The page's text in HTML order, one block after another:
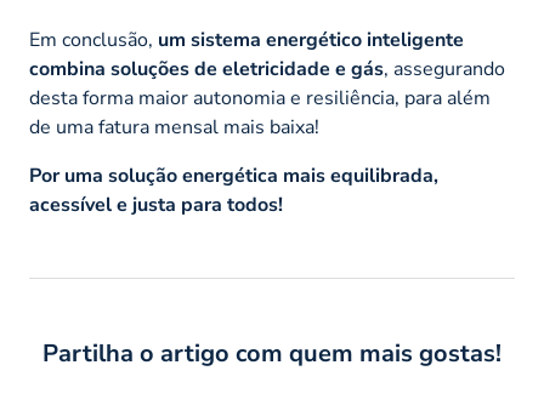
Em conclusão, um sistema energético inteligente
combina soluções de eletricidade e gás, assegurando
desta forma maior autonomia e resiliência, para além
de uma fatura mensal mais baixa!
Por uma solução energética mais equilibrada,
acessível e justa para todos!
Partilha o artigo com quem mais gostas!